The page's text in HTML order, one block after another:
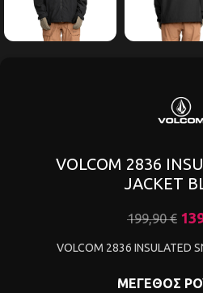
VOLCOM 2836
JACKET
199,90€
VOLCOM 2836 INSULATED
ΜΕΓΕΘΟΣ